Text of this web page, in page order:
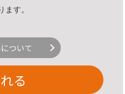
ます。
ついて
る